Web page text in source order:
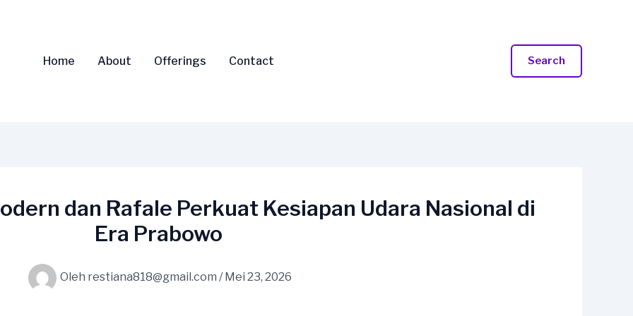
Home About Offerings Contact Search
dan Rafale Perkuat Kesiapan Udara Nasional di
Era Prabowo
Oleh restiana818@gmail.com /Mei 23, 2026